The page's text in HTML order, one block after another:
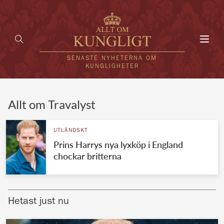
SENASTE NYHETERNA OM
KUNGLIGHETER
UTLÄNDSKT
VÄRLDENS KUNGAHUS
Brittiska kungahuset
Allt om Travalyst
UTLÄNDSKT
Prins Harrys nya lyxköp i England
chockar britterna
Hetast just nu